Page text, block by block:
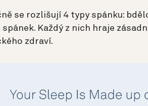
se rozlišují 4 typy spánku:
spánek. Každý z nich hraje
zdraví.